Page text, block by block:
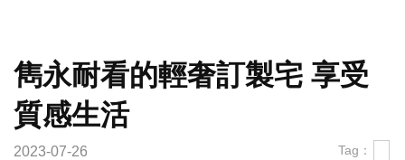
雋永耐看的輕奢訂製宅 享受
質感生活
2023-07-26 Tag：